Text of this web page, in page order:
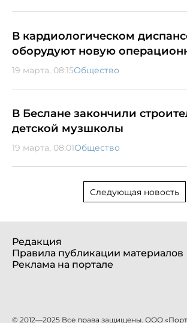
В кардиологическом
оборудуют новую
19 марта, 08:15Общество
В Беслане закончили
детской музшколы
19 марта, 08:01Общество
Следующая новость
Редакция
Правила публикации материалов
Реклама на портале
© 2012—2025 Все права защищены. ООО